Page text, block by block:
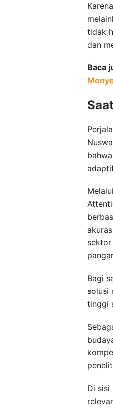
tidak
dan
Baca
Bagi
solusi
tinggi
Di sisi